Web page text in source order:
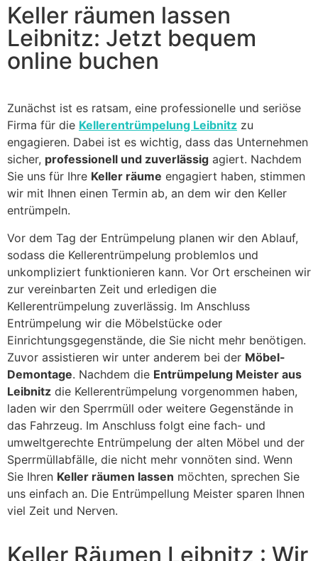
Keller räumen lassen
Leibnitz: Jetzt bequem
online buchen
Zunächst ist es ratsam, eine professionelle und seriöse
Firma für die Kellerentrümpelung Leibnitz zu
engagieren. Dabei ist es wichtig, dass das Unternehmen
sicher, professionell und zuverlässig agiert. Nachdem
Sie uns für Ihre Keller räume engagiert haben, stimmen
wir mit Ihnen einen Termin ab, an dem wir den Keller
entrümpeln.
Vor dem Tag der Entrümpelung planen wir den Ablauf,
sodass die Kellerentrümpelung problemlos und
unkompliziert funktionieren kann. Vor Ort erscheinen wir
zur vereinbarten Zeit und erledigen die
Kellerentrümpelung zuverlässig. Im Anschluss
Entrümpelung wir die Möbelstücke oder
Einrichtungsgegenstände, die Sie nicht mehr benötigen.
Zuvor assistieren wir unter anderem bei der Möbel-
Demontage. Nachdem die Entrümpelung Meister aus
Leibnitz die Kellerentrümpelung vorgenommen haben,
laden wir den Sperrmüll oder weitere Gegenstände in
das Fahrzeug. Im Anschluss folgt eine fach- und
umweltgerechte Entrümpelung der alten Möbel und der
Sperrmüllabfälle, die nicht mehr vonnöten sind. Wenn
Sie Ihren Keller räumen lassen möchten, sprechen Sie
uns einfach an. Die Entrümpellung Meister sparen Ihnen
viel Zeit und Nerven.
Keller Räumen Leibnitz : Wir